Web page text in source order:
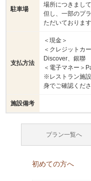
駐車場
場所につきまし
但し、一部のプ
ただいておりま
支払方法
＜現金＞
＜クレジットカ
Discover、銀聯
＜電子マネー＞
※レストラン施
身でご確認くださ
施設備考
プラン一覧へ
初めての方へ